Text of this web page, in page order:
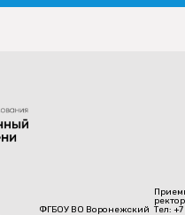
ФГБОУ ВО Воронежский Тел: +7